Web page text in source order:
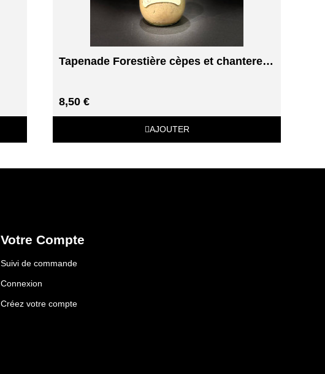
Tapenade Forestière cèpes et chanterelles
8,50 €
AJOUTER
Votre Compte
Suivi de commande
Connexion
Créez votre compte